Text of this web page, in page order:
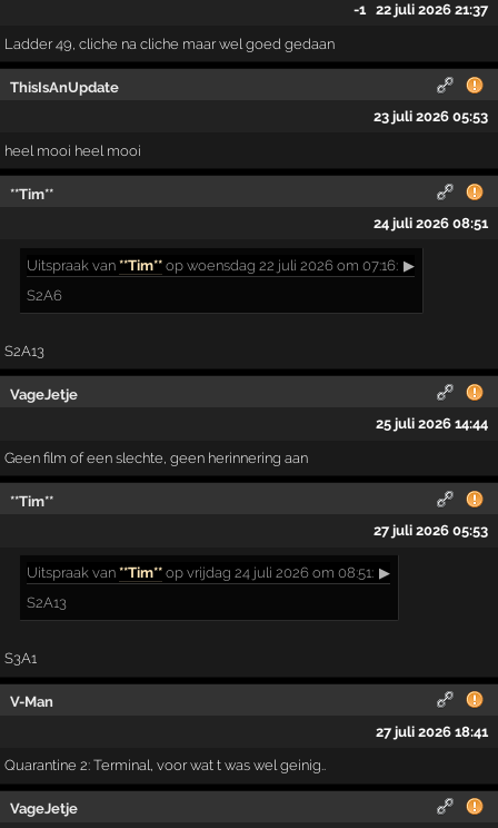
-1
22 juli 2026 21:37
Ladder 49, cliche na cliche maar wel goed gedaan
ThisIsAnUpdate
23 juli 2026 05:53
heel mooi heel mooi
**Tim**
24 juli 2026 08:51
Uitspraak van**Tim** op woensdag 22 juli 2026 om 07:16: ▶
S2A6
S2A13
VageJetje
25 juli 2026 14:44
Geen film of een slechte, geen herinnering aan
**Tim**
27 juli 2026 05:53
Uitspraak van**Tim** op vrijdag 24 juli 2026 om 08:51: ▶
S2A13
S3A1
V-Man
27 juli 2026 18:41
Quarantine 2: Terminal, voor wat t was wel geinig..
VageJetje